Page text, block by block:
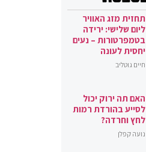
תחזית מזג האוויר
ליום שלישי: ירידה
בטמפרטורות – נעים
יחסית לעונה
חיים גוטליב
האם תה ירוק יכול
לסייע בהורדת רמות
לחץ וחרדה?
נועה קפלן